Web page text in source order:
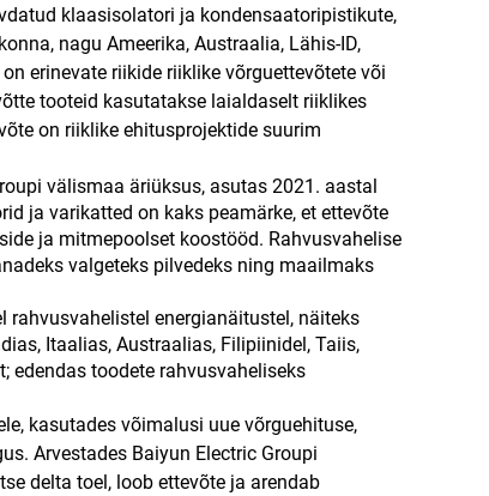
klaasisolatori ja kondensaatoripistikute,
nagu Ameerika, Austraalia, Lähis-ID,
erinevate riikide riiklike võrguettevõtete või
tooteid kasutatakse laialdaselt riiklikes
on riiklike ehitusprojektide suurim
välismaa äriüksus, asutas 2021. aastal
ja varikatted on kaks peamärke, et ettevõte
ja mitmepoolset koostööd. Rahvusvahelise
valgeteks pilvedeks ning maailmaks
energianäitustel, näiteks
Itaalias, Austraalias, Filipiinidel, Taiis,
edendas toodete rahvusvaheliseks
kasutades võimalusi uue võrguehituse,
Arvestades Baiyun Electric Groupi
delta toel, loob ettevõte ja arendab